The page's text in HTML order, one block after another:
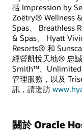
括 Impression by
Zoëtry® Wellness
Spas、 Breathless
& Spas、 Hyatt
Resorts® 和
經營凱悅天地® 忠
Smith™、Unlimited
管理服務，以及
訊，請造訪
關於 Oracle